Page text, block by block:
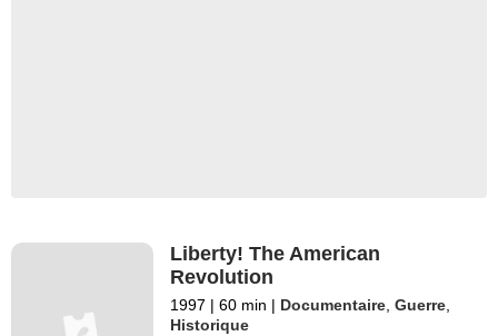
Liberty! The American
Revolution
1997 | 60 min | Documentaire,Guerre,
Historique